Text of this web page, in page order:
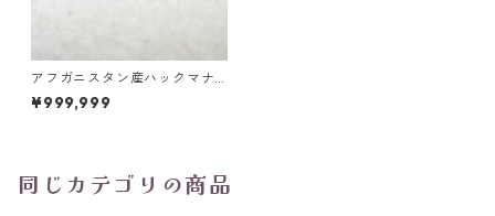
アフガニスタン産ハックマナ
イト 0.06ct 2.8mm*2.4mm*
1.6mm
¥999,999
同じカテゴリの商品